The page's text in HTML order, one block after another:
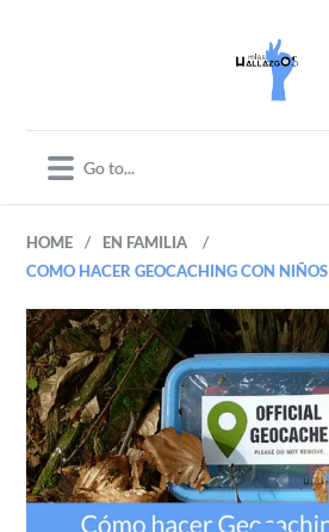
HOME / EN FAMILIA /
COMO HACER GEOCACHING CON NIÑOS